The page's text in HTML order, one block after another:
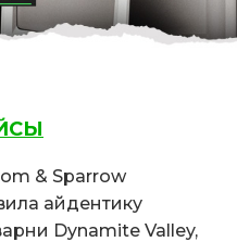
& Sparrow
айдентику
Dynamite Valley,